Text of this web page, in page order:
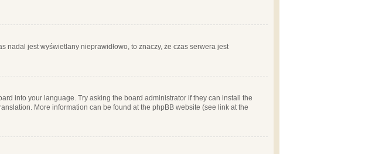
nadal jest wyświetlany nieprawidłowo, to znaczy, że czas serwera jest
into your language. Try asking the board administrator if they can install the
More information can be found at the phpBB website (see link at the